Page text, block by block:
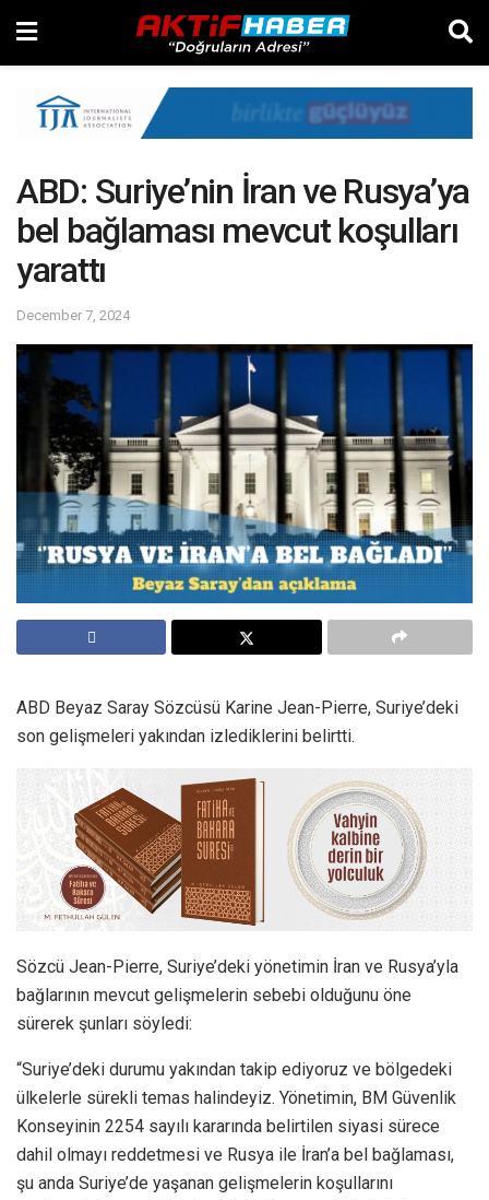
ABD: Suriye’nin İran ve Rusya’ya
bel bağlaması mevcut koşulları
yarattı
December 7, 2024
ABD Beyaz Saray Sözcüsü Karine Jean-Pierre, Suriye’deki
son gelişmeleri yakından izlediklerini belirtti.
Sözcü Jean-Pierre, Suriye’deki yönetimin İran ve Rusya’yla
bağlarının mevcut gelişmelerin sebebi olduğunu öne
sürerek şunları söyledi:
“Suriye’deki durumu yakından takip ediyoruz ve bölgedeki
ülkelerle sürekli temas halindeyiz. Yönetimin, BM Güvenlik
Konseyinin 2254 sayılı kararında belirtilen siyasi sürece
dahil olmayı reddetmesi ve Rusya ile İran’a bel bağlaması,
şu anda Suriye’de yaşanan gelişmelerin koşullarını